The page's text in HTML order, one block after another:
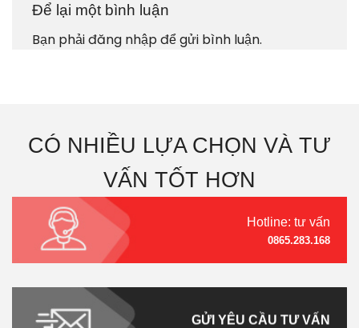
Để lại một bình luận
Bạn phảiđăng nhậpđể gửi bình luận.
CÓ NHIỀU LỰA CHỌN VÀ TƯ
VẤN TỐT HƠN
Hotline: tư vấn
0865.283.168
GỬI YÊU CẦU TƯ VẤN